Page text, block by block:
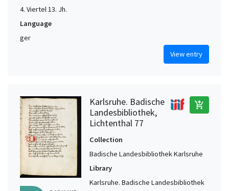
4. Viertel 13. Jh.
Language
ger
View entry
Karlsruhe. Badische
Landesbibliothek,
Lichtenthal 77
add_shopping_cart
Collection
Badische Landesbibliothek Karlsruhe
Library
Karlsruhe. Badische Landesbibliothek